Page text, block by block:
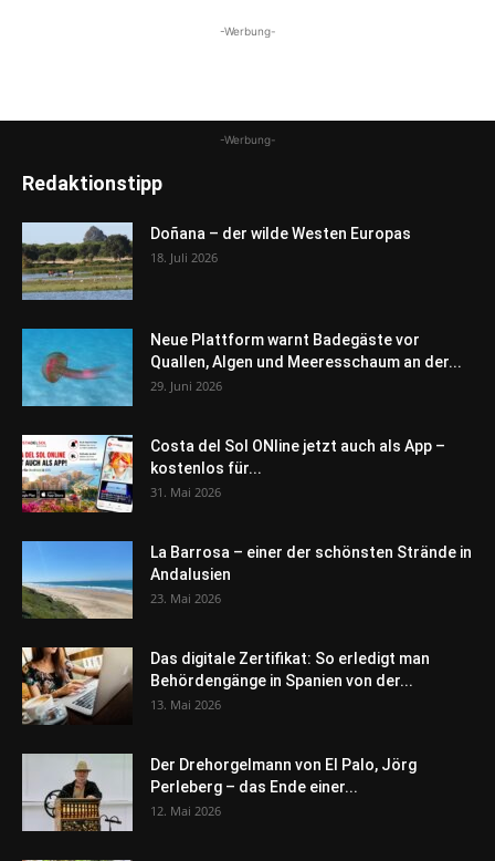
-Werbung-
-Werbung-
Redaktionstipp
Doñana – der wilde Westen Europas
18. Juli 2026
Neue Plattform warnt Badegäste vor
Quallen, Algen und Meeresschaum an der...
29. Juni 2026
Costa del Sol ONline jetzt auch als App –
kostenlos für...
31. Mai 2026
La Barrosa – einer der schönsten Strände in
Andalusien
23. Mai 2026
Das digitale Zertifikat: So erledigt man
Behördengänge in Spanien von der...
13. Mai 2026
Der Drehorgelmann von El Palo, Jörg
Perleberg – das Ende einer...
12. Mai 2026